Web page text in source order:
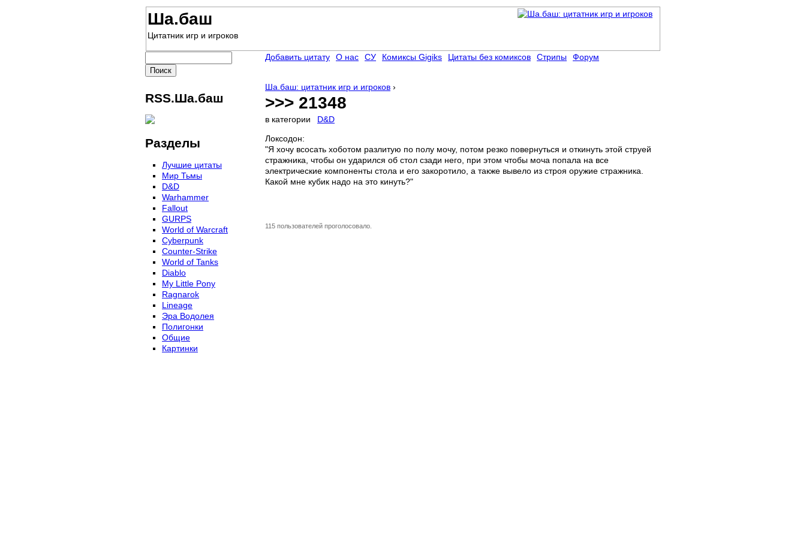
Ша.баш
Цитатник игр и игроков
Ша.баш: цитатник игр и игроков ›
>>> 21348
в категории
D&D
Локсодон:
"Я хочу всосать хоботом разлитую по полу мочу, потом резко повернуться и откинуть этой струей
стражника, чтобы он ударился об стол сзади него, при этом чтобы моча попала на все
электрические компоненты стола и его закоротило, а также вывело из строя оружие стражника.
Какой мне кубик надо на это кинуть?"
115 пользователей проголосовало.
Добавить цитату О нас СУ Комиксы Gigiks Цитаты без комиксов Стрипы Форум
RSS.Ша.баш
Разделы
Лучшие цитаты
Мир Тьмы
D&D
Warhammer
Fallout
GURPS
World of Warcraft
Сyberpunk
Counter-Strike
World of Tanks
Diablo
My Little Pony
Ragnarok
Lineage
Эра Водолея
Полигонки
Общие
Картинки